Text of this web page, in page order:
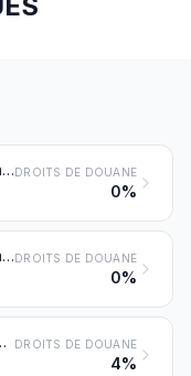
Briques, dalles, carreaux et autres pièces céramiques en farines siliceuses fossiles (kieselguhr, tripolite, diatomite, par exemple) ou en terres siliceuses analoguesDROITS DE DOUANE
0%
Briques, dalles, carreaux et pièces céramiques analogues de construction, réfractaires, autres que ceux en farines siliceuses fossiles ou en terres siliceuses analoguesDROITS DE DOUANE
0%
autres que ceux en farines siliceuses fossiles ou en terres siliceuses analogues DROITS DE DOUANE
4%